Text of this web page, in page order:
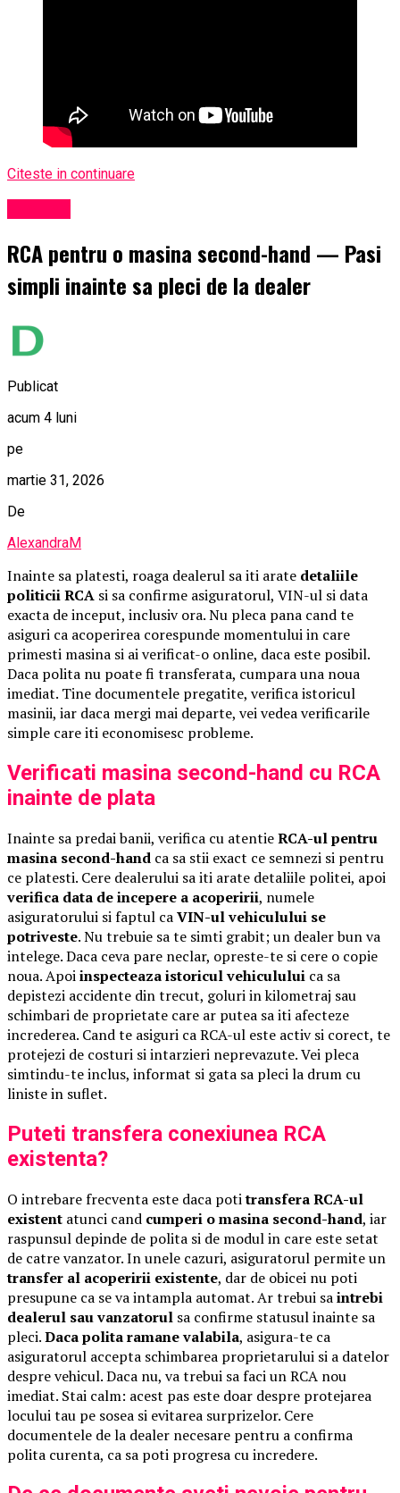
Citeste in continuare
RCA pentru o masina second-hand — Pasi
simpli inainte sa pleci de la dealer
Publicat
acum 4 luni
pe
martie 31, 2026
De
AlexandraM
Inainte sa platesti, roaga dealerul sa iti arate detaliile
politicii RCA si sa confirme asiguratorul, VIN-ul si data
exacta de inceput, inclusiv ora. Nu pleca pana cand te
asiguri ca acoperirea corespunde momentului in care
primesti masina si ai verificat-o online, daca este posibil.
Daca polita nu poate fi transferata, cumpara una noua
imediat. Tine documentele pregatite, verifica istoricul
masinii, iar daca mergi mai departe, vei vedea verificarile
simple care iti economisesc probleme.
Verificati masina second-hand cu RCA
inainte de plata
Inainte sa predai banii, verifica cu atentieRCA-ul pentru
masina second-hand ca sa stii exact ce semnezi si pentru
ce platesti. Cere dealerului sa iti arate detaliile politei, apoi
verifica data de incepere a acoperirii, numele
asiguratorului si faptul caVIN-ul vehiculului se
potriveste. Nu trebuie sa te simti grabit; un dealer bun va
intelege. Daca ceva pare neclar, opreste-te si cere o copie
noua. Apoiinspecteaza istoricul vehiculului ca sa
depistezi accidente din trecut, goluri in kilometraj sau
schimbari de proprietate care ar putea sa iti afecteze
increderea. Cand te asiguri ca RCA-ul este activ si corect, te
protejezi de costuri si intarzieri neprevazute. Vei pleca
simtindu-te inclus, informat si gata sa pleci la drum cu
liniste in suflet.
Puteti transfera conexiunea RCA
existenta?
O intrebare frecventa este daca potitransfera RCA-ul
existent atunci cand cumperi o masina second-hand, iar
raspunsul depinde de polita si de modul in care este setat
de catre vanzator. In unele cazuri, asiguratorul permite un
transfer al acoperirii existente, dar de obicei nu poti
presupune ca se va intampla automat. Ar trebui saintrebi
dealerul sau vanzatorul sa confirme statusul inainte sa
pleci.Daca polita ramane valabila, asigura-te ca
asiguratorul accepta schimbarea proprietarului si a datelor
despre vehicul. Daca nu, va trebui sa faci un RCA nou
imediat. Stai calm: acest pas este doar despre protejarea
locului tau pe sosea si evitarea surprizelor. Cere
documentele de la dealer necesare pentru a confirma
polita curenta, ca sa poti progresa cu incredere.